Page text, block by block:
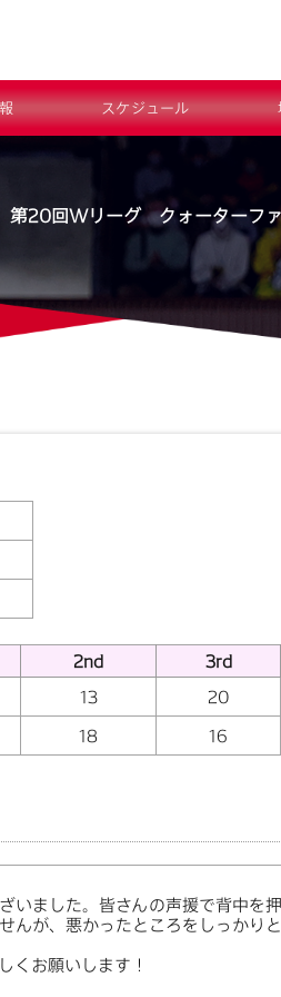
スケジュール
第20回Wリーグ クォーターフ
2nd 3rd
13 20
18 16
いました。皆さんの声援で背中を
んが、悪かったところをしっかり
くお願いします！